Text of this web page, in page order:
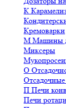
К
Кремоварки
М Машины
Миксеры
О
П Печи
Печи